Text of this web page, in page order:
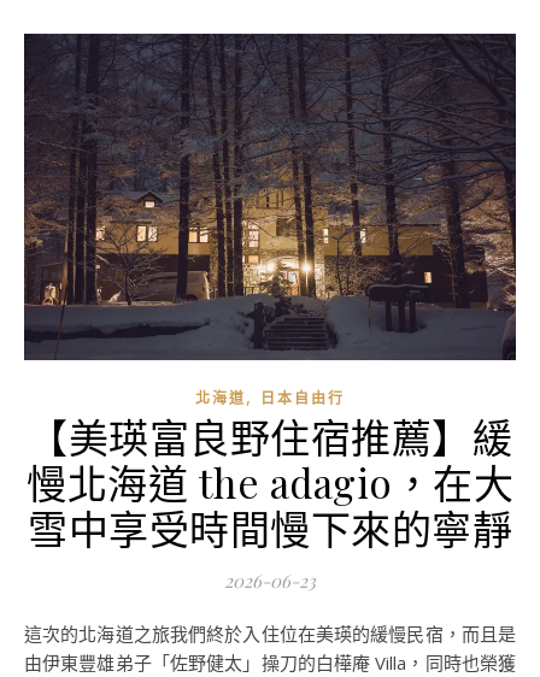
北海道, 日本自由行
【美瑛富良野住宿推薦】緩
慢北海道 the adagio，在大
雪中享受時間慢下來的寧靜
2026-06-23
這次的北海道之旅我們終於入住位在美瑛的緩慢民宿，而且是
由伊東豐雄弟子「佐野健太」操刀的白樺庵 Villa，同時也榮獲